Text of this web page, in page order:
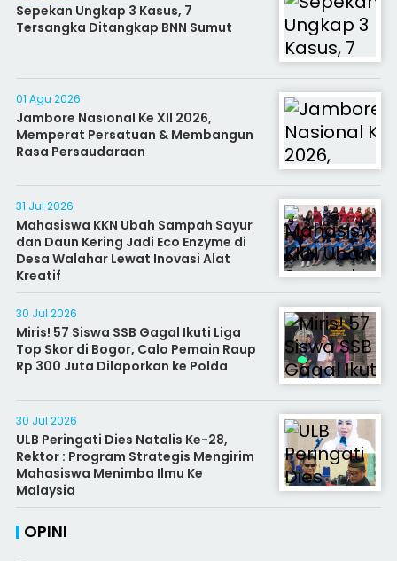
Sepekan Ungkap 3 Kasus, 7
Tersangka Ditangkap BNN Sumut
01 Agu 2026
Jambore Nasional Ke XII 2026,
Memperat Persatuan & Membangun
Rasa Persaudaraan
31 Jul 2026
Mahasiswa KKN Ubah Sampah Sayur
dan Daun Kering Jadi Eco Enzyme di
Desa Walahar Lewat Inovasi Alat
Kreatif
30 Jul 2026
Miris! 57 Siswa SSB Gagal Ikuti Liga
Top Skor di Bogor, Calo Pemain Raup
Rp 300 Juta Dilaporkan ke Polda
30 Jul 2026
ULB Peringati Dies Natalis Ke-28,
Rektor : Program Strategis Mengirim
Mahasiswa Menimba Ilmu Ke
Malaysia
OPINI